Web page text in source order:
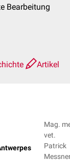
Bearbeitung
Artikel
Mag.
vet.
Patrick